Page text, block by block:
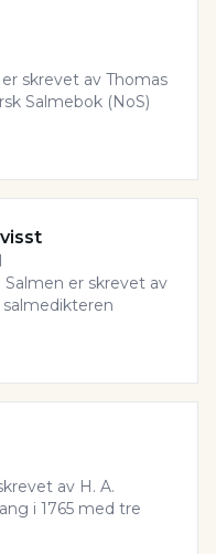
skrevet av Thomas
Salmebok (NoS)
er skrevet av
av H. A.
i 1765 med tre